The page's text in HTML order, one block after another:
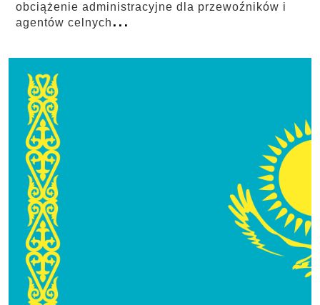
obciążenie administracyjne dla przewoźników i
agentów celnych ...